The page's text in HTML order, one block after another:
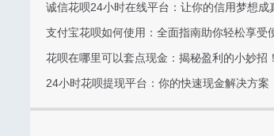
诚信花呗24小时在线平台：让你的信用梦想成
支付宝花呗如何使用：全面指南助你轻松享受
花呗在哪里可以套点现金：揭秘盈利的小妙招！
24小时花呗提现平台：你的快速现金解决方案